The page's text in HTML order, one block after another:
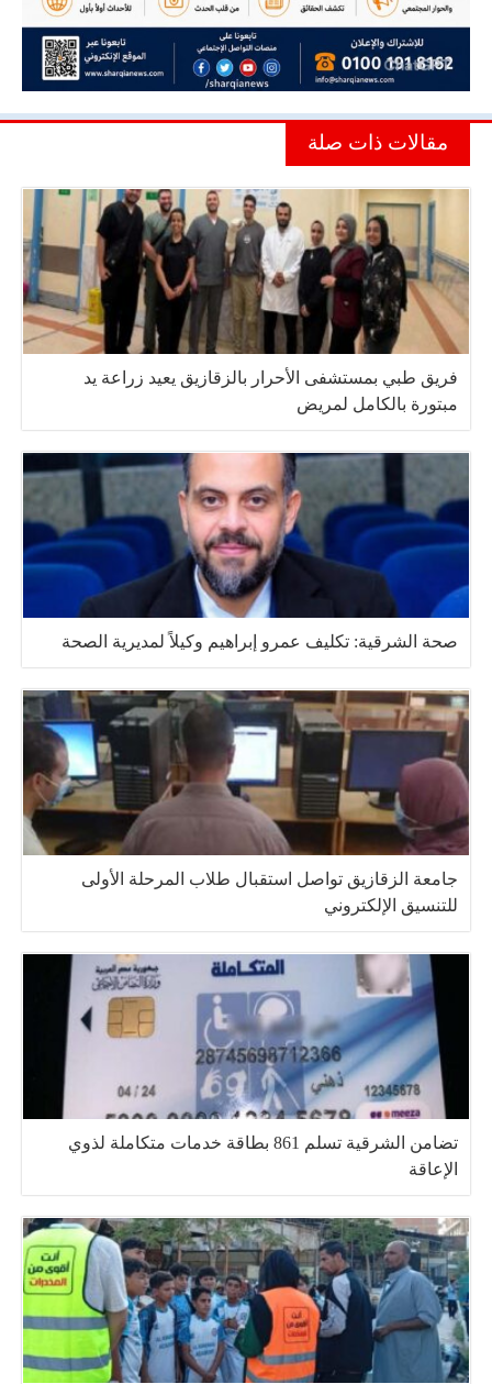
مقالات ذات صلة
فريق طبي بمستشفى الأحرار بالزقازيق يعيد زراعة يد
مبتورة بالكامل لمريض
صحة الشرقية: تكليف عمرو إبراهيم وكيلاً لمديرية الصحة
جامعة الزقازيق تواصل استقبال طلاب المرحلة الأولى
للتنسيق الإلكتروني
تضامن الشرقية تسلم 861 بطاقة خدمات متكاملة لذوي
الإعاقة